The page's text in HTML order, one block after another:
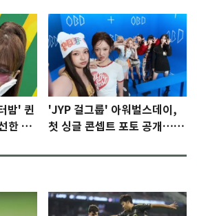
밤' 퀸
한 충
'JYP 걸그룹' 아워벌스데이,
첫 싱글 콘셉트 포토 공개…청